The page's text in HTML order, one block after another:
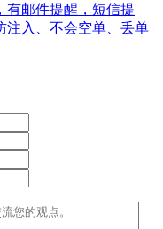
有邮件提醒，短信提
注入、不会空单、丢单